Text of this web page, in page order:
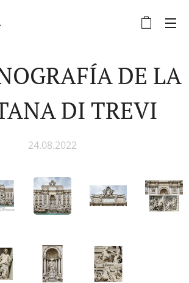
DE LA
DI TREVI
24.08.2022